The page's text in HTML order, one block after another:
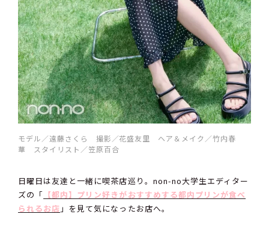
モデル／遠藤さくら 撮影／花盛友里 ヘア＆メイク／竹内春
華 スタイリスト／笠原百合
日曜日は友達と一緒に喫茶店巡り。non-no大学生エディター
ズの「 【都内】プリン好きがおすすめする都内プリンが食べ
られるお店 」を見て気になったお店へ。